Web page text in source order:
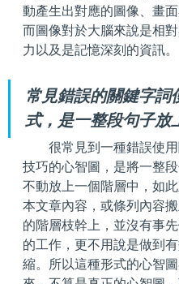
動產生出對應的圖像、畫面
而圖像對於大腦來說是相
力以及是記憶深刻的資訊。
常見錯誤的關鍵字詞
式，是一整段句子放
技巧的心智圖，是將一整
不動放上一個階層中，如
本文章內容，或條列內容
的階層枝幹上，並沒有事
的工作，更不用說是做到
縮。所以這種形式的心智